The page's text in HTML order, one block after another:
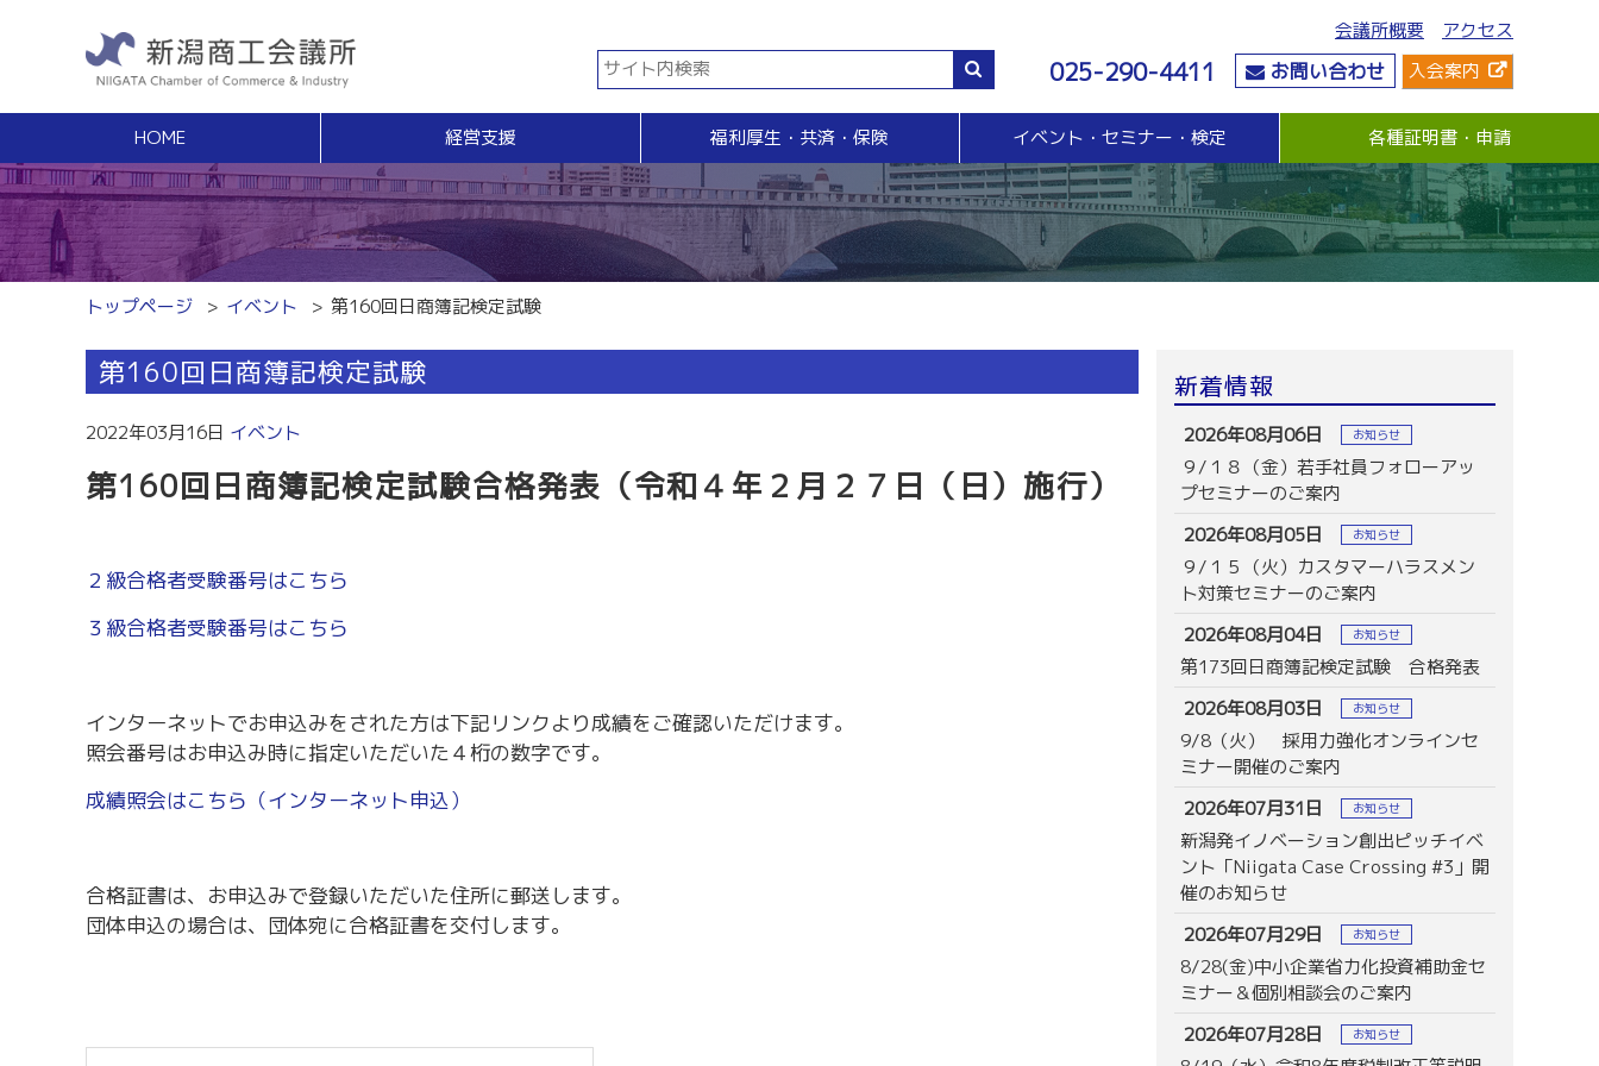
会議所概要 アクセス
025-290-4411 お問い合わせ 入会案内
HOME 経営支援
経営支援
経営相談
無料窓口相談
専門家ネットワーク
経営安定特別相談室
中小企業支援サイト「ミラサポ」
新潟県建設サポートセンター
税務相談（無料相談窓口）
労務・雇用関係
事業承継・Ｍ＆Ａ
事業承継支援（無料相談窓口）
事業承継簡易診断
M＆Aの相談・斡旋
創業塾
事業計画・創業融資相談（無料窓口相談）
商工会議所ライブラリー
販売拡大・人脈
販売拡大
商い情報便
電子商い情報便
商いつなぐサイト
交流会
ビジネス情報交換会
女性会
資金・融資
無担保・無保証人融資
各種融資制度紹介
社会情勢
要望・提言
地域活性化
福利厚生・共済・保険
福利
健康増進サポート
共済等
生命共済制度「チューリップ共済」
小規模企業共済制度
火災共済
国民年金基金
危機管理
危機管理支援（無料窓口相談）
与信管理支援(あんしん取引情報提供事業)
ビジネス総合保険制度
売上債権保全制度（グループ取引信用保険）
業務災害補償プラン
休業補償プラン
商工会議所会員向け保険制度
イベント・セミナー・検定
イベント・セミナー・検定
イベント・セミナー
検定
各種証明書・申請
各種証明書・申請
貿易関係証明
電子証明書発行
【受付終了】GS1事業者（JAN企業）コード
トップページ イベント 第160回日商簿記検定試験
第160回日商簿記検定試験
2022年03月16日 イベント
第160回日商簿記検定試験合格発表（令和４年２月２７日（日）施行）
２級合格者受験番号はこちら
３級合格者受験番号はこちら
インターネットでお申込みをされた方は下記リンクより成績をご確認いただけます。
照会番号はお申込み時に指定いただいた４桁の数字です。
成績照会はこちら（インターネット申込）
合格証書は、お申込みで登録いただいた住所に郵送します。
団体申込の場合は、団体宛に合格証書を交付します。
新着情報
2026年08月06日 お知らせ
９/１８（金）若手社員フォローアッ
プセミナーのご案内
2026年08月05日
お知らせ
９/１５（火）カスタマーハラスメン
ト対策セミナーのご案内
2026年08月04日
お知らせ
第173回日商簿記検定試験 合格発表
2026年08月03日
お知らせ
9/8（火） 採用力強化オンラインセ
ミナー開催のご案内
2026年07月31日
お知らせ
新潟発イノベーション創出ピッチイベ
ント「Niigata Case Crossing #3」開
催のお知らせ
2026年07月29日
お知らせ
8/28(金)中小企業省力化投資補助金セ
ミナー＆個別相談会のご案内
2026年07月28日
お知らせ